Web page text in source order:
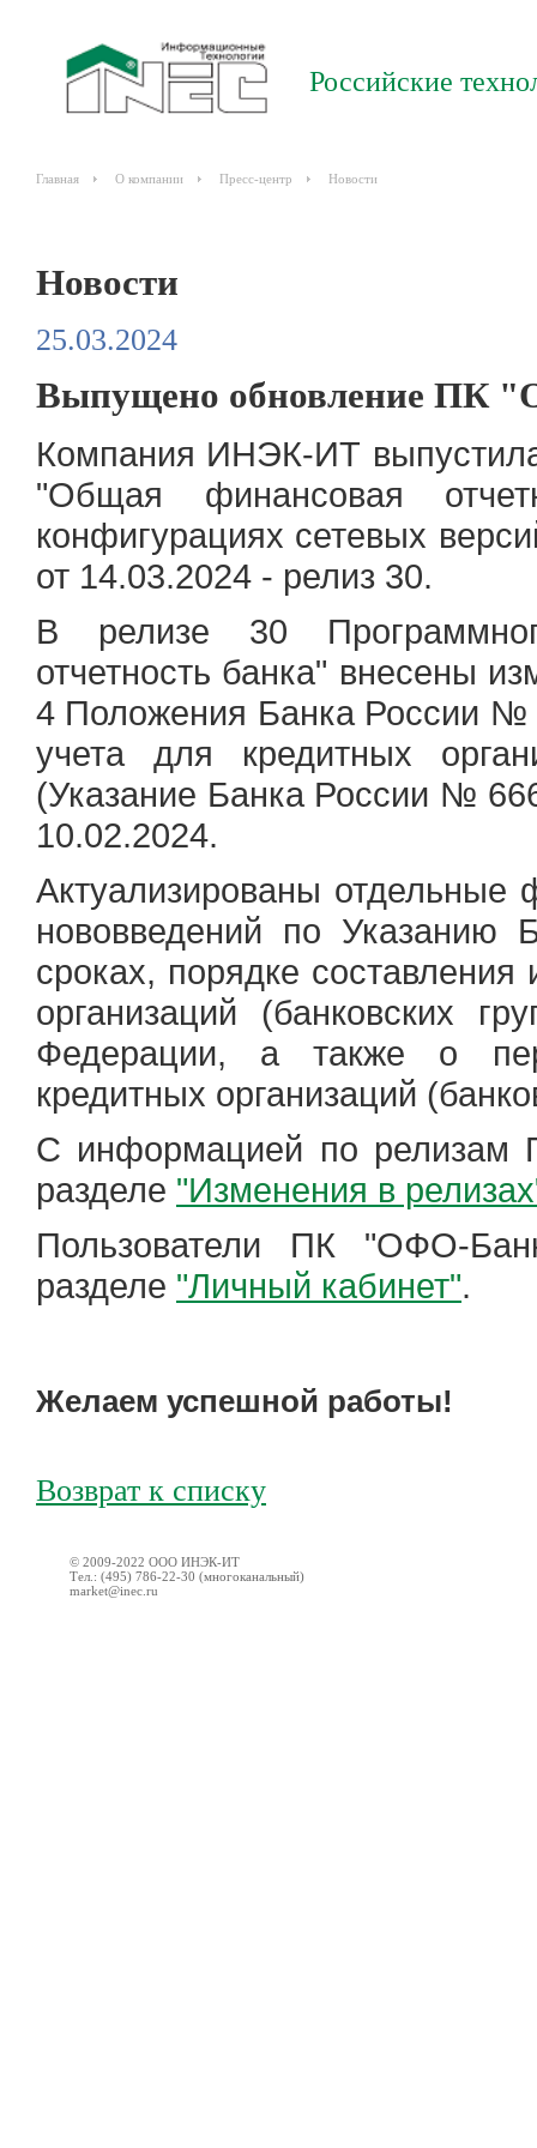
Российские
Главная О компании Пресс-центр Новости
Новости
25.03.2024
Выпущено обновление ПК
Компания ИНЭК-ИТ
"Общая финансовая
конфигурациях сетевых
от 14.03.2024 - релиз 30.
В релизе 30
отчетность банка" внесены
4 Положения Банка России №
учета для кредитных
(Указание Банка России №
10.02.2024.
Актуализированы отдельные
нововведений по
сроках, порядке составления
организаций (банковских
Федерации, а также о
кредитных организаций
С информацией по релизам
разделе "Изменения в
Пользователи ПК "ОФО-
разделе "Личный кабинет".
Желаем успешной работы!
Возврат к списку
© 2009-2022 ООО ИНЭК-ИТ
Тел.: (495) 786-22-30 (многоканальный)
market@inec.ru